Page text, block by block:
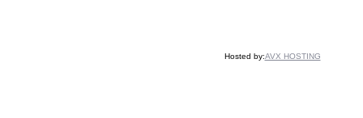
Hosted by:AVX HOSTING